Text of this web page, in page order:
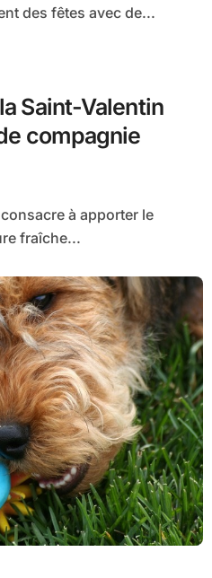
des fêtes avec de...
Saint-Valentin
compagnie
fraîche...